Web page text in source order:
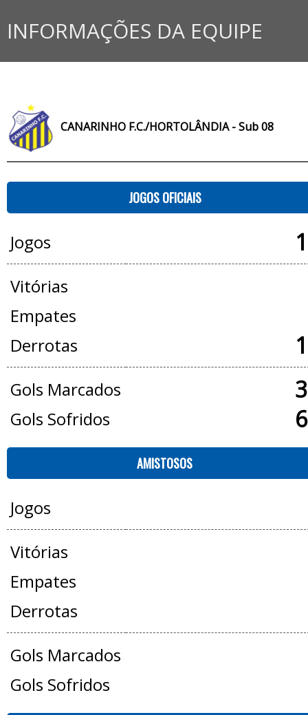
INFORMAÇÕES DA EQUIPE
CANARINHO F.C./HORTOLÂNDIA - Sub 08
JOGOS OFICIAIS
Jogos
Vitórias
Empates
Derrotas
Gols Marcados
Gols Sofridos
AMISTOSOS
Jogos
Vitórias
Empates
Derrotas
Gols Marcados
Gols Sofridos